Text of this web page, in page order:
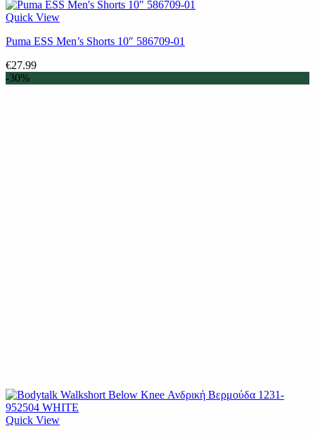
Quick View
Puma ESS Men’s Shorts 10″ 586709-01
€27.99
-30%
Quick View